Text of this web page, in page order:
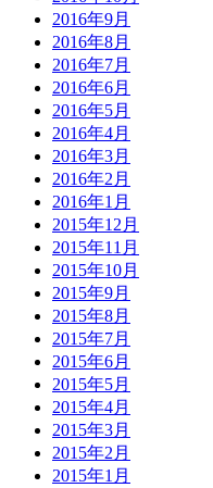
2016年9月
2016年8月
2016年7月
2016年6月
2016年5月
2016年4月
2016年3月
2016年2月
2016年1月
2015年12月
2015年11月
2015年10月
2015年9月
2015年8月
2015年7月
2015年6月
2015年5月
2015年4月
2015年3月
2015年2月
2015年1月